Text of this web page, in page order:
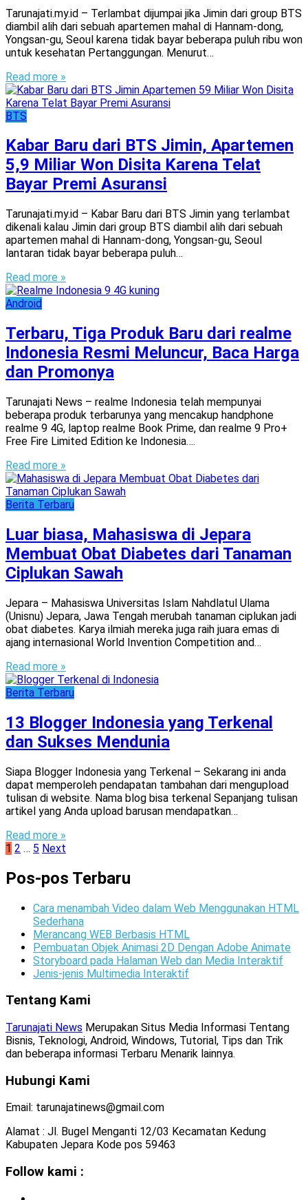
Tarunajati.my.id – Terlambat dijumpai jika Jimin dari group BTS
diambil alih dari sebuah apartemen mahal di Hannam-dong,
Yongsan-gu, Seoul karena tidak bayar beberapa puluh ribu won
untuk kesehatan Pertanggungan. Menurut…
Read more »
BTS
Kabar Baru dari BTS Jimin, Apartemen
5,9 Miliar Won Disita Karena Telat
Bayar Premi Asuransi
Tarunajati.my.id – Kabar Baru dari BTS Jimin yang terlambat
dikenali kalau Jimin dari group BTS diambil alih dari sebuah
apartemen mahal di Hannam-dong, Yongsan-gu, Seoul
lantaran tidak bayar beberapa puluh…
Read more »
Android
Terbaru, Tiga Produk Baru dari realme
Indonesia Resmi Meluncur, Baca Harga
dan Promonya
Tarunajati News – realme Indonesia telah mempunyai
beberapa produk terbarunya yang mencakup handphone
realme 9 4G, laptop realme Book Prime, dan realme 9 Pro+
Free Fire Limited Edition ke Indonesia….
Read more »
Berita Terbaru
Luar biasa, Mahasiswa di Jepara
Membuat Obat Diabetes dari Tanaman
Ciplukan Sawah
Jepara – Mahasiswa Universitas Islam Nahdlatul Ulama
(Unisnu) Jepara, Jawa Tengah merubah tanaman ciplukan jadi
obat diabetes. Karya ilmiah mereka juga raih juara emas di
ajang internasional World Invention Competition and…
Read more »
Berita Terbaru
13 Blogger Indonesia yang Terkenal
dan Sukses Mendunia
Siapa Blogger Indonesia yang Terkenal – Sekarang ini anda
dapat memperoleh pendapatan tambahan dari mengupload
tulisan di website. Nama blog bisa terkenal Sepanjang tulisan
artikel yang Anda upload barusan mendapatkan…
Read more »
Paginasi
pos
1 2 … 5 Next
Pos-pos Terbaru
Cara menambah Video dalam Web Menggunakan HTML
Sederhana
Merancang WEB Berbasis HTML
Pembuatan Objek Animasi 2D Dengan Adobe Animate
Storyboard pada Halaman Web dan Media Interaktif
Jenis-jenis Multimedia Interaktif
Tentang Kami
Tarunajati News Merupakan Situs Media Informasi Tentang
Bisnis, Teknologi, Android, Windows, Tutorial, Tips dan Trik
dan beberapa informasi Terbaru Menarik lainnya.
Hubungi Kami
Email: tarunajatinews@gmail.com
Alamat : Jl. Bugel Menganti 12/03 Kecamatan Kedung
Kabupaten Jepara Kode pos 59463
Follow kami :